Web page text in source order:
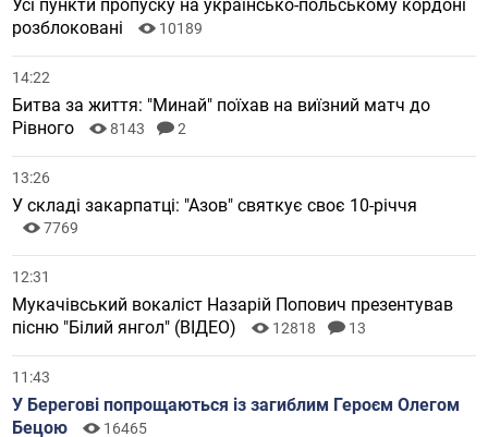
Усі пункти пропуску на українсько-польському кордоні
розблоковані
10189
14:22
Битва за життя: "Минай" поїхав на виїзний матч до
Рівного
8143 2
13:26
У складі закарпатці: "Азов" святкує своє 10-річчя
7769
12:31
Мукачівський вокаліст Назарій Попович презентував
пісню "Білий янгол" (ВІДЕО)
12818 13
11:43
У Берегові попрощаються із загиблим Героєм Олегом
Бецою
16465